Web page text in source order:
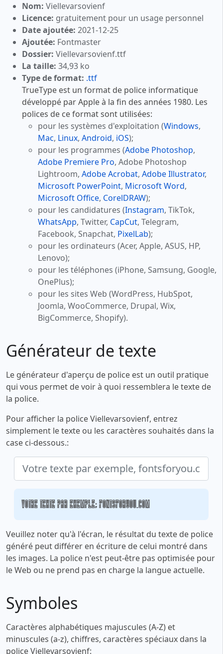
Nom: Viellevarsovienf
Licence: gratuitement pour un usage personnel
Date ajoutée: 2021-12-25
Ajoutée: Fontmaster
Dossier: Viellevarsovienf.ttf
La taille: 34,93 ko
Type de format: .ttf
TrueType est un format de police informatique
développé par Apple à la fin des années 1980. Les
polices de ce format sont utilisées:
pour les systèmes d'exploitation (Windows,
Mac, Linux, Android, iOS);
pour les programmes (Adobe Photoshop,
Adobe Premiere Pro, Adobe Photoshop
Lightroom, Adobe Acrobat, Adobe Illustrator,
Microsoft PowerPoint, Microsoft Word,
Microsoft Office, CorelDRAW);
pour les candidatures (Instagram, TikTok,
WhatsApp, Twitter, CapCut, Telegram,
Facebook, Snapchat, PixelLab);
pour les ordinateurs (Acer, Apple, ASUS, HP,
Lenovo);
pour les téléphones (iPhone, Samsung, Google,
OnePlus);
pour les sites Web (WordPress, HubSpot,
Joomla, WooCommerce, Drupal, Wix,
BigCommerce, Shopify).
Générateur de texte
Le générateur d'aperçu de police est un outil pratique
qui vous permet de voir à quoi ressemblera le texte de
la police.
Pour afficher la police Viellevarsovienf, entrez
simplement le texte ou les caractères souhaités dans la
case ci-dessous.:
Votre texte par exemple, fontsforyou.com
Veuillez noter qu'à l'écran, le résultat du texte de police
généré peut différer en écriture de celui montré dans
les images. La police n'est peut-être pas optimisée pour
le Web ou ne prend pas en charge la langue actuelle.
Symboles
Caractères alphabétiques majuscules (A-Z) et
minuscules (a-z), chiffres, caractères spéciaux dans la
police Viellevarsovienf: